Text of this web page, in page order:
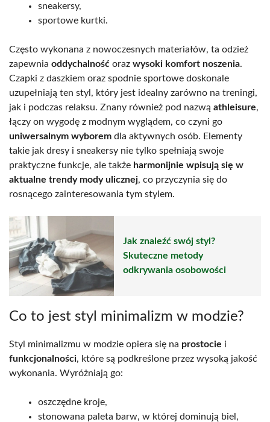
sneakersy,
sportowe kurtki.
Często wykonana z nowoczesnych materiałów, ta odzież
zapewnia oddychalność oraz wysoki komfort noszenia.
Czapki z daszkiem oraz spodnie sportowe doskonale
uzupełniają ten styl, który jest idealny zarówno na treningi,
jak i podczas relaksu. Znany również pod nazwą athleisure,
łączy on wygodę z modnym wyglądem, co czyni go
uniwersalnym wyborem dla aktywnych osób. Elementy
takie jak dresy i sneakersy nie tylko spełniają swoje
praktyczne funkcje, ale także harmonijnie wpisują się w
aktualne trendy mody ulicznej, co przyczynia się do
rosnącego zainteresowania tym stylem.
Jak znaleźć swój styl?
Skuteczne metody
odkrywania osobowości
Co to jest styl minimalizm w modzie?
Styl minimalizmu w modzie opiera się na prostocie i
funkcjonalności, które są podkreślone przez wysoką jakość
wykonania. Wyróżniają go:
oszczędne kroje,
stonowana paleta barw, w której dominują biel,